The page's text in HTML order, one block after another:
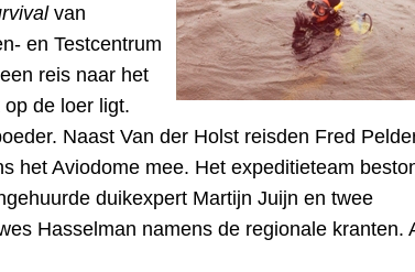
van
en Testcentrum
reis naar het
de loer ligt.
Naast Van der Holst reisden Fred
het Aviodome mee. Het expeditieteam
duikexpert Martijn Juijn en twee
Hasselman namens de regionale kranten.